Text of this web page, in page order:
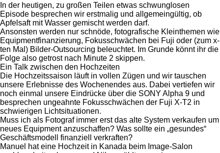
In der heutigen, zu großen Teilen etwas schwunglosen
Episode besprechen wir erstmalig und allgemeingültig, ob
Apfelsaft mit Wasser gemischt werden darf.
Ansonsten werden nur schnöde, fotografische Kleinthemen wie
Equipmentfinanzierung, Fokusschwächen bei Fuji oder (zum x-
ten Mal) Bilder-Outsourcing beleuchtet. Im Grunde könnt ihr die
Folge also getrost nach Minute 2 skippen.
Ein Talk zwischen den Hochzeiten
Die Hochzeitssaison läuft in vollen Zügen und wir tauschen
unsere Erlebnisse des Wochenendes aus. Dabei vertiefen wir
noch einmal unsere Eindrücke über die SONY Alpha 9 und
besprechen ungeahnte Fokusschwächen der Fuji X-T2 in
schwierigen Lichtsituationen.
Muss ich als Fotograf immer erst das alte System verkaufen um
neues Equipment anzuschaffen? Was sollte ein „gesundes“
Geschäftsmodell finanziell verkraften?
Manuel hat eine Hochzeit in Kanada beim Image-Salon